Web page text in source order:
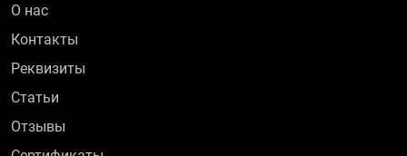
О нас
Контакты
Реквизиты
Статьи
Отзывы